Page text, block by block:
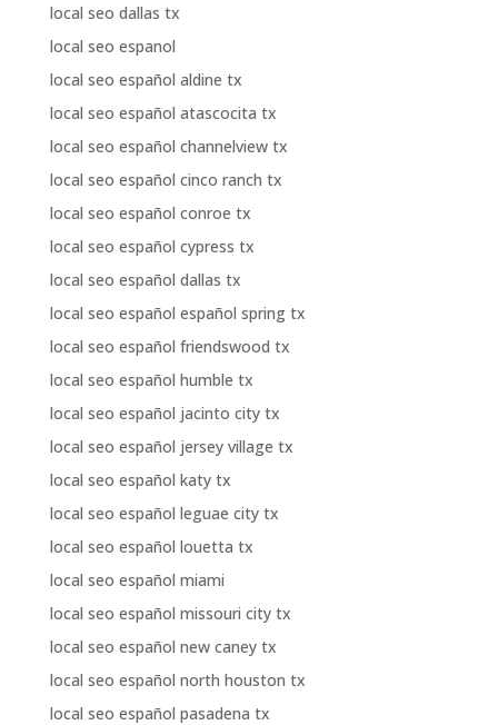
local seo dallas tx
local seo espanol
local seo español aldine tx
local seo español atascocita tx
local seo español channelview tx
local seo español cinco ranch tx
local seo español conroe tx
local seo español cypress tx
local seo español dallas tx
local seo español español spring tx
local seo español friendswood tx
local seo español humble tx
local seo español jacinto city tx
local seo español jersey village tx
local seo español katy tx
local seo español leguae city tx
local seo español louetta tx
local seo español miami
local seo español missouri city tx
local seo español new caney tx
local seo español north houston tx
local seo español pasadena tx